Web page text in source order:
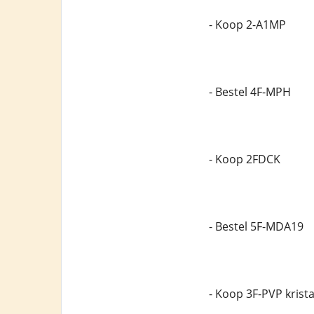
- Koop 2-A1MP
- Bestel 4F-MPH
- Koop 2FDCK
- Bestel 5F-MDA19
- Koop 3F-PVP